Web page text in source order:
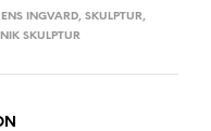
INGVARD, SKULPTUR,
SKULPTUR